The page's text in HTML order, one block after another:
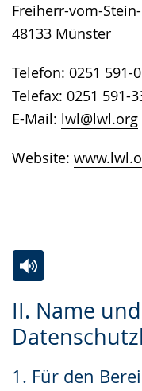
Freiherr-vom-
48133 Münster
Telefon: 0251 591-
Telefax: 0251 591-
E-Mail: lwl@lwl.org
Website:
II. Name
1. Für den
Leichten
Sprache
Audio-
Unterstützung.
Video
in
Gebärdensprache